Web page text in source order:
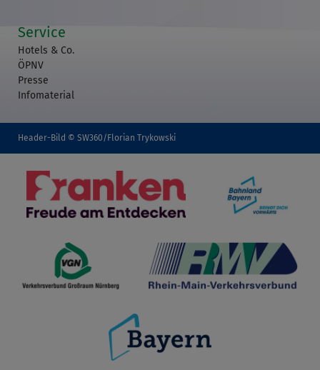
Service
Hotels & Co.
ÖPNV
Presse
Infomaterial
Header-Bild © SW360/Florian Trykowski